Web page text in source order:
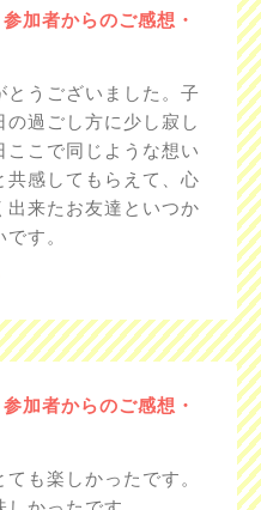
加者からのご感想・
とうございました。子
過ごし方に少し寂し
ここで同じような想い
共感してもらえて、心
出来たお友達といつか
す。
加者からのご感想・
も楽しかったです。